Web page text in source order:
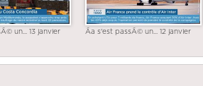
un... 13 janvier Ãa s'est passÃ© un... 12 janvier